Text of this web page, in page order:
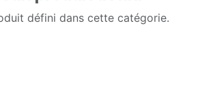
défini dans cette catégorie.